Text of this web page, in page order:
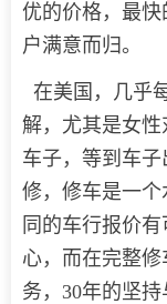
优的价格，最
户满意而归。
在美国，几乎
解，尤其是女
车子，等到车
修，修车是一
同的车行报价
心，而在完整
务，30年的坚